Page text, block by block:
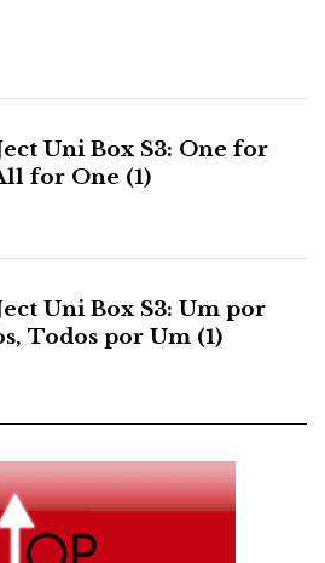
Uni Box S3: One for
for One (1)
Uni Box S3: Um por
Todos por Um (1)